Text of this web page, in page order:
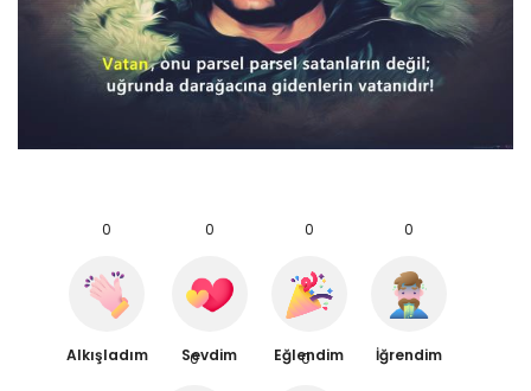
0
Alkışladım
0
Sevdim
0
Eğlendim
0
İğrendim
0 0